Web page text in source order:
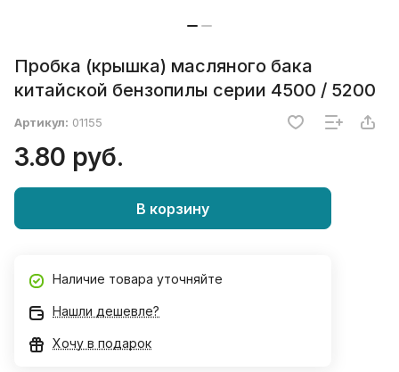
Пробка (крышка) масляного бака
китайской бензопилы серии 4500 / 5200
Артикул: 01155
3.80 руб.
В корзину
Наличие товара уточняйте
Нашли дешевле?
Хочу в подарок